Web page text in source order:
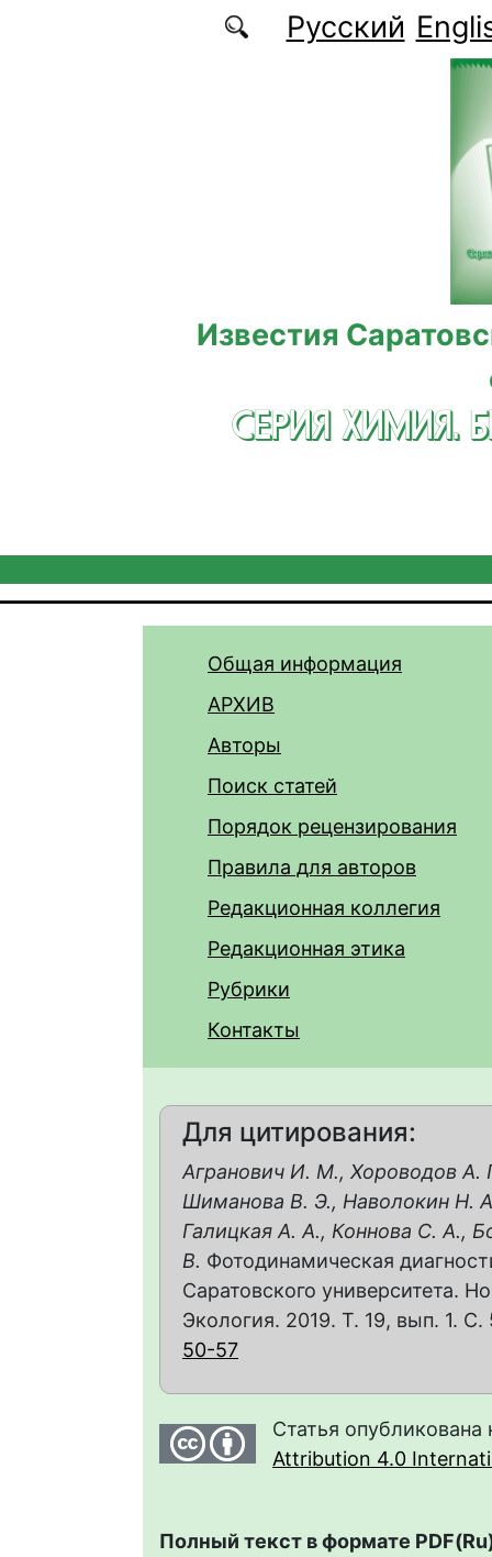
Перейти к основному содержаниюРусский
Известия
СЕРИЯ ХИМИЯ.
Общая информация
АРХИВ
Авторы
Поиск статей
Порядок рецензирования
Правила для авторов
Редакционная коллегия
Редакционная этика
Рубрики
Контакты
Для цитирования:
Агранович И. М., Хороводов
Шиманова В. Э., Наволокин Н.
Галицкая А. А., Коннова С. А.,
В. Фотодинамическая
Саратовского университета.
Экология. 2019. Т. 19, вып. 1.
50-57
Статья
Attribution 4.0
Полный текст в формате